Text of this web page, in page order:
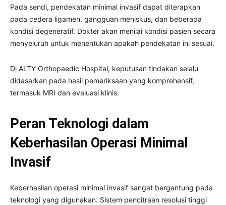
Pada sendi, pendekatan minimal invasif dapat diterapkan
pada cedera ligamen, gangguan meniskus, dan beberapa
kondisi degeneratif. Dokter akan menilai kondisi pasien secara
menyeluruh untuk menentukan apakah pendekatan ini sesuai.
Di ALTY Orthopaedic Hospital, keputusan tindakan selalu
didasarkan pada hasil pemeriksaan yang komprehensif,
termasuk MRI dan evaluasi klinis.
Peran Teknologi dalam
Keberhasilan Operasi Minimal
Invasif
Keberhasilan operasi minimal invasif sangat bergantung pada
teknologi yang digunakan. Sistem pencitraan resolusi tinggi